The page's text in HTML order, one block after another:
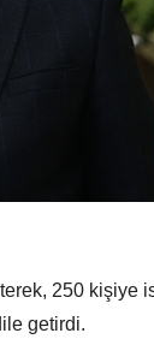
250 kişiye
getirdi.